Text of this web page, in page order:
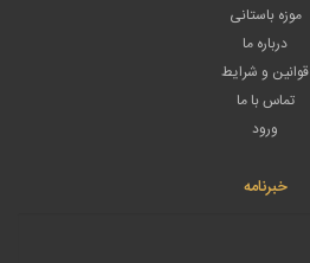
موزه باستانی
درباره ما
قوانین و شرایط
تماس با ما
ورود
خبرنامه